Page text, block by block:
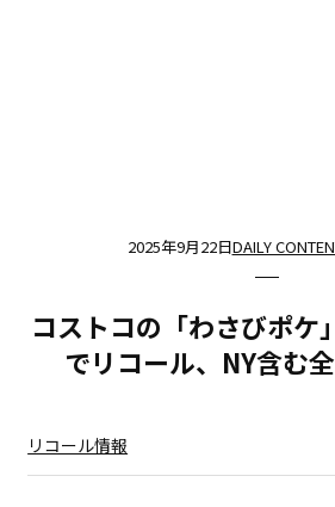
2025年9月22日DAILY
コストコの「わさびポケ
でリコール、NY含む
リコール情報